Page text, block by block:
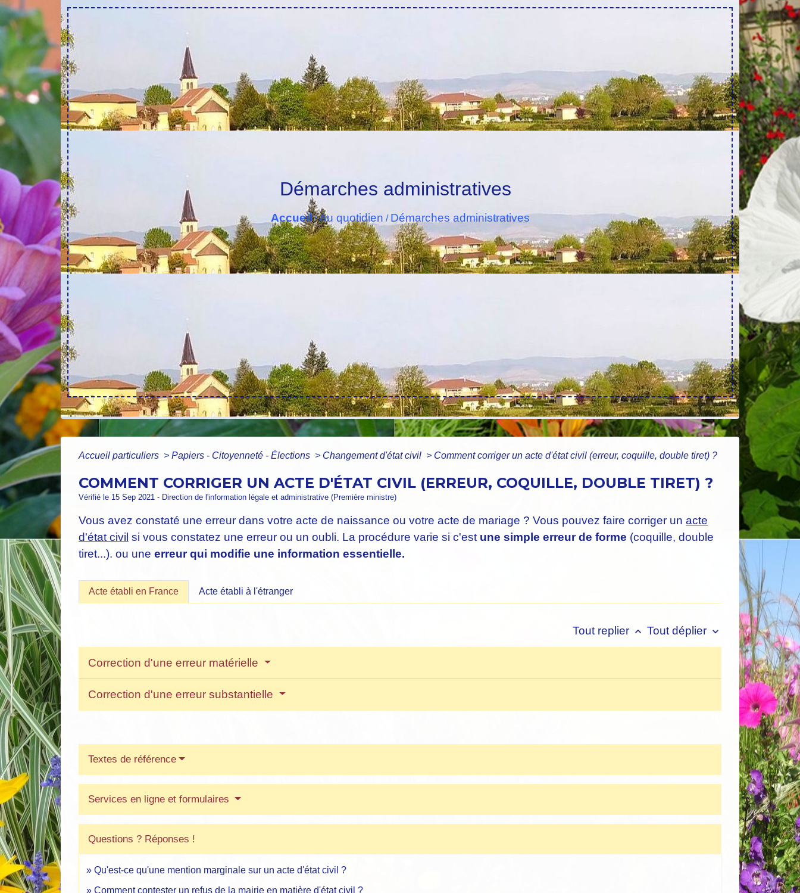
Démarches administratives
Accueil/Au quotidien / Démarches administratives
Accueil particuliers > Papiers - Citoyenneté - Élections > Changement d'état civil > Comment corriger un acte d'état civil (erreur, coquille, double tiret) ?
COMMENT CORRIGER UN ACTE D'ÉTAT CIVIL (ERREUR, COQUILLE, DOUBLE TIRET) ?
Vérifié le 15 Sep 2021 - Direction de l'information légale et administrative (Première ministre)
Vous avez constaté une erreur dans votre acte de naissance ou votre acte de mariage ? Vous pouvez faire corriger un acte
d'état civil si vous constatez une erreur ou un oubli. La procédure varie si c'est une simple erreur de forme (coquille, double
tiret...). ou une erreur qui modifie une information essentielle.
Acte établi en France Acte établi à l'étranger
Tout replier keyboard_arrow_up Tout déplier keyboard_arrow_down
Correction d'une erreur matérielle
Correction d'une erreur substantielle
Textes de référence
Services en ligne et formulaires
Questions ? Réponses !
Qu'est-ce qu'une mention marginale sur un acte d'état civil ?
Comment contester un refus de la mairie en matière d'état civil ?